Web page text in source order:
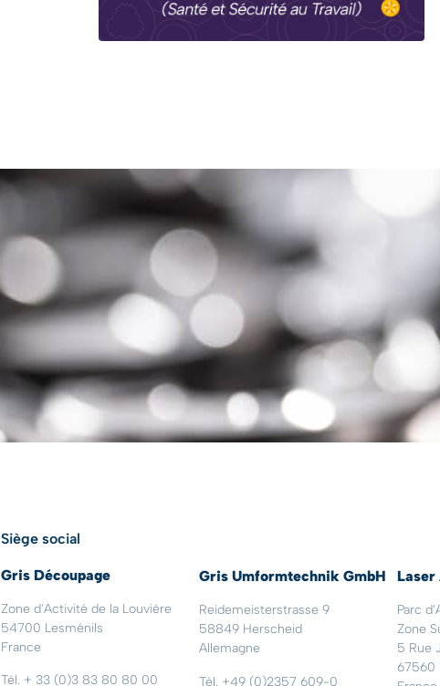
Siège social
Gris Découpage
Zone d'Activité de la Louvière
54700 Lesménils
France
Tél. + 33 (0)3 83 80 80 00
Gris Umformtechnik GmbH
Reidemeisterstrasse 9
58849 Herscheid
Allemagne
Tél. +49 (0)2357 609-0
Laser
Parc
Zone
5 Rue
67560